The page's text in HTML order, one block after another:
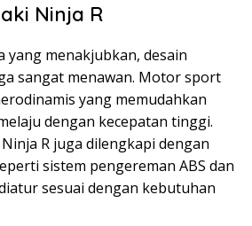
Ninja R
yang menakjubkan, desain
sangat menawan. Motor sport
yang memudahkan
dengan kecepatan tinggi.
R juga dilengkapi dengan
sistem pengereman ABS dan
sesuai dengan kebutuhan